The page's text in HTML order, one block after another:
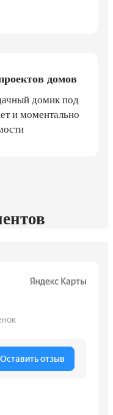
домов
домик под
и моментально